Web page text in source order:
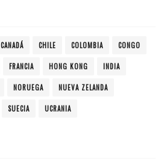
CANADÁ CHILE COLOMBIA CONGO
FRANCIA HONG KONG INDIA
NORUEGA NUEVA ZELANDA
SUECIA UCRANIA